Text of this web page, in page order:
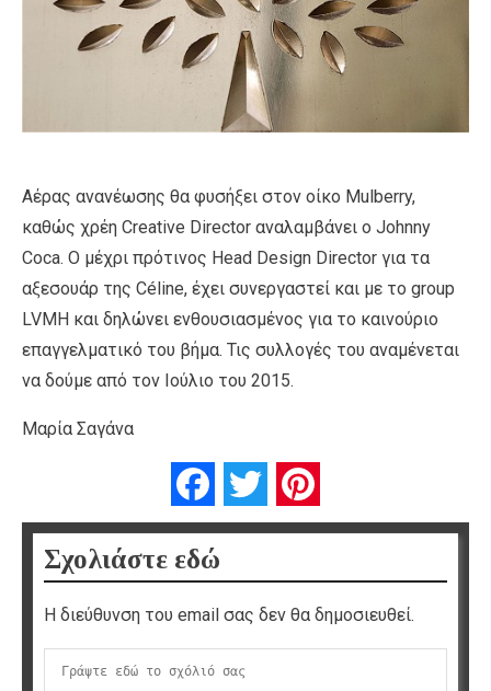
Αέρας ανανέωσης θα φυσήξει στον οίκο Mulberry,
καθώς χρέη Creative Director αναλαμβάνει ο Johnny
Coca. O μέχρι πρότινος Head Design Director για τα
αξεσουάρ της Céline, έχει συνεργαστεί και με το group
LVMH και δηλώνει ενθουσιασμένος για το καινούριο
επαγγελματικό του βήμα. Τις συλλογές του αναμένεται
να δούμε από τον Ιούλιο του 2015.
Μαρία Σαγάνα
FacebookTwitter
Σχολιάστε εδώ
Η διεύθυνση του email σας δεν θα δημοσιευθεί.